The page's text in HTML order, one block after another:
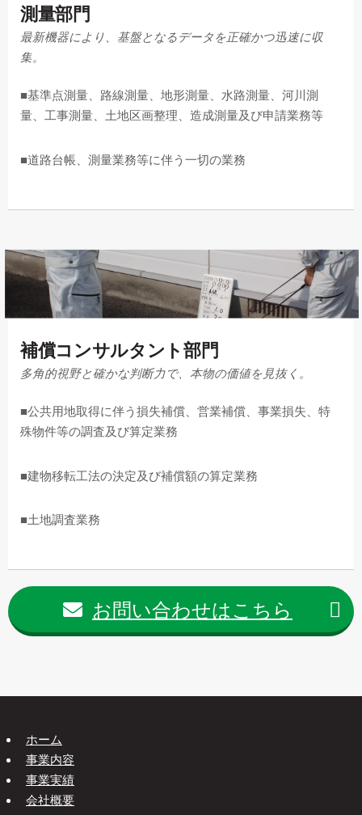
測量部門
最新機器により、基盤となるデータを正確かつ迅速に収
集。
■基準点測量、路線測量、地形測量、水路測量、河川測
量、工事測量、土地区画整理、造成測量及び申請業務等
■道路台帳、測量業務等に伴う一切の業務
補償コンサルタント部門
多角的視野と確かな判断力で、本物の価値を見抜く。
■公共用地取得に伴う損失補償、営業補償、事業損失、特
殊物件等の調査及び算定業務
■建物移転工法の決定及び補償額の算定業務
■土地調査業務
お問い合わせはこちら
ホーム
事業内容
事業実績
会社概要